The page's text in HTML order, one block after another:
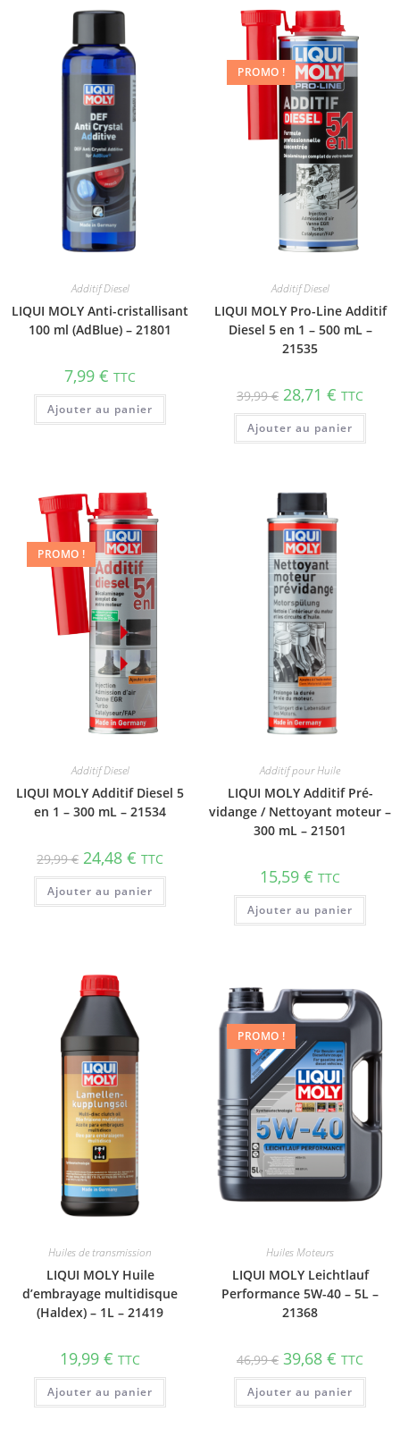
Additif Diesel
LIQUI MOLY Anti-cristallisant
100 ml (AdBlue) – 21801
7,99 € TTC
Ajouter au panier
PROMO !
Additif Diesel
LIQUI MOLY Pro-Line Additif
Diesel 5 en 1 – 500 mL –
21535
39,99€ 28,71 € TTC
Ajouter au panier
PROMO !
Additif Diesel
LIQUI MOLY Additif Diesel 5
en 1 – 300 mL – 21534
29,99€ 24,48 € TTC
Ajouter au panier
Additif pour Huile
LIQUI MOLY Additif Pré-
vidange / Nettoyant moteur –
300 mL – 21501
15,59 € TTC
Ajouter au panier
Huiles de transmission
LIQUI MOLY Huile
d’embrayage multidisque
(Haldex) – 1L – 21419
19,99 € TTC
Ajouter au panier
PROMO !
Huiles Moteurs
LIQUI MOLY Leichtlauf
Performance 5W-40 – 5L –
21368
46,99€ 39,68 € TTC
Ajouter au panier